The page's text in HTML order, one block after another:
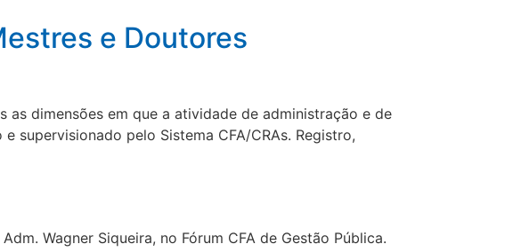
e Doutores
dimensões em que a atividade de administração e de
supervisionado pelo Sistema CFA/CRAs. Registro,
Wagner Siqueira, no Fórum CFA de Gestão Pública.